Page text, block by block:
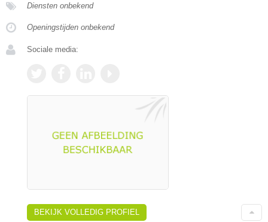
Diensten onbekend
Openingstijden onbekend
Sociale media:
BEKIJK VOLLEDIG PROFIEL